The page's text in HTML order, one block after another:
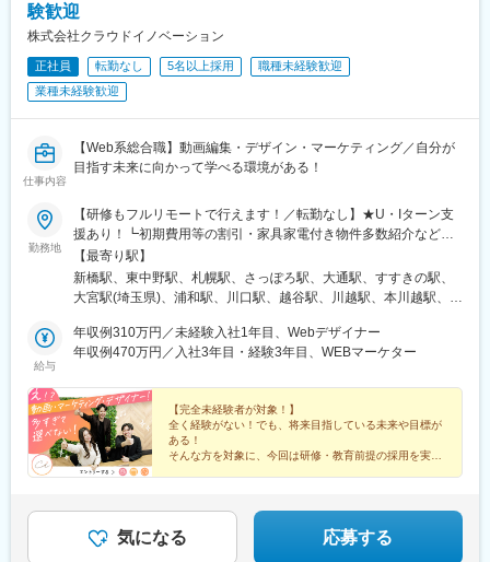
験歓迎
株式会社クラウドイノベーション
正社員 転勤なし 5名以上採用
職種未経験歓迎
業種未経験歓迎
仕事内容
【Web系総合職】動画編集・デザイン・マーケティング／自分が
目指す未来に向かって学べる環境がある！
勤務地
【研修もフルリモートで行えます！／転勤なし】★U・Iターン支
援あり！┗初期費用等の割引・家具家電付き物件多数紹介など★
フルリモート・テレワークOKな案件も！＜本社オフィス＞東京都
港区新橋1-12-9 新橋プレイス7F└各線「新橋駅」徒歩5分以内＜
支社オフィス＞東京都中野区東中野4-7-18 岡藤ビル203└各線
【最寄り駅】
新橋駅、東中野駅、札幌駅、さっぽろ駅、大通駅、すすきの駅、
大宮駅(埼玉県)、浦和駅、川口駅、越谷駅、川越駅、本川越駅、千
柏駅、東京駅、大手町駅(東京都)、新宿駅、新宿駅(東京メトロ)、
新宿三丁目駅、池袋駅、東池袋駅、五反田駅、六本木駅、品川
都)、渋谷駅、上野駅、京成上野駅、錦糸町駅、恵比寿駅、水道橋
駅、後楽園駅、木場駅(東京都)、中目黒駅、中野駅(東京都)、横浜
駅、川崎駅、桜木町駅、武蔵小杉駅、溝の口駅、武蔵溝ノ口駅、
西梅田駅、大阪駅、大阪梅田駅(阪神線)、梅田駅(地下鉄)、大阪梅
田駅(阪急線)、心斎橋駅、なんば駅(地下鉄)、大阪難波駅、なんば
合駅(東京都)、西４丁目駅、狸小路駅、二重橋前駅、大崎広小路
駅、乃木坂駅、高輪台駅、竹芝駅、神泉駅、稲荷町駅(東京都)、住
吉駅(東京都)、代官山駅、春日駅(東京都)、新高島駅、京急川崎
給与
年収例310万円／未経験入社1年目、Webデザイナー
年収例470万円／入社3年目・経験3年目、WEBマーケター
【完全未経験者が対象！】
全く経験がない！でも、将来目指している未来や目標が
ある！
そんな方を対象に、今回は研修・教育前提の採用を実施
気になる 応募する